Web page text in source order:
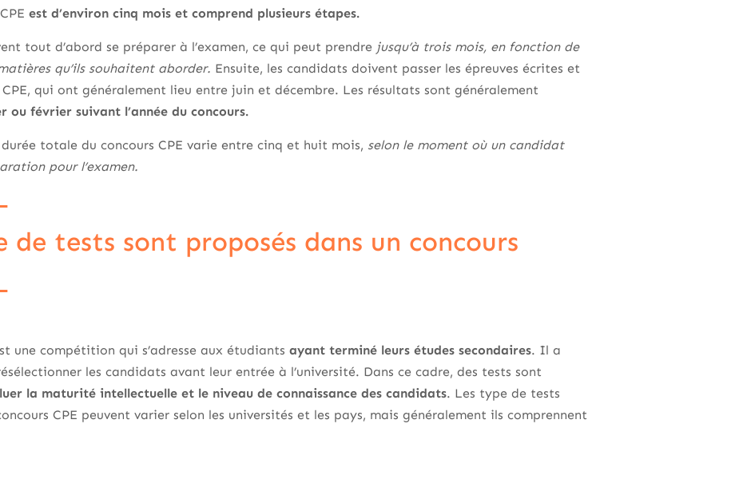
est d’environ cinq mois et comprend plusieurs étapes.
tout d’abord se préparer à l’examen, ce qui peut prendre jusqu’à trois mois, en fonction de
qu’ils souhaitent aborder. Ensuite, les candidats doivent passer les épreuves écrites et
qui ont généralement lieu entre juin et décembre. Les résultats sont généralement
ou février suivant l’année du concours.
totale du concours CPE varie entre cinq et huit mois, selon le moment où un candidat
pour l’examen.
de tests sont proposés dans un concours
une compétition qui s’adresse aux étudiants ayant terminé leurs études secondaires. Il a
les candidats avant leur entrée à l’université. Dans ce cadre, des tests sont
la maturité intellectuelle et le niveau de connaissance des candidats. Les type de tests
CPE peuvent varier selon les universités et les pays, mais généralement ils comprennent